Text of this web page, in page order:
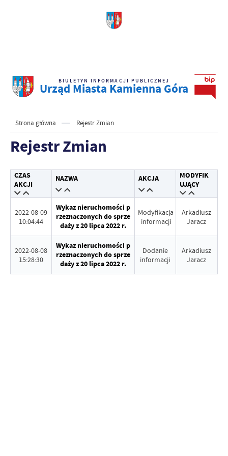
BIULETYN INFORMACJI PUBLICZNEJ
Urząd Miasta Kamienna Góra
Strona główna Rejestr Zmian
Rejestr Zmian
CZAS
AKCJI
NAZWA AKCJA
MODYFIK
UJĄCY
2022-08-09
10:04:44
Wykaz nieruchomości p
rzeznaczonych do sprze
daży z 20 lipca 2022 r.
Modyfikacja
informacji
Arkadiusz
Jaracz
2022-08-08
15:28:30
Wykaz nieruchomości p
rzeznaczonych do sprze
daży z 20 lipca 2022 r.
Dodanie
informacji
Arkadiusz
Jaracz